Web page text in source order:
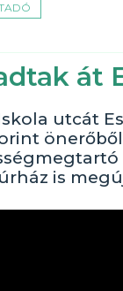
át
utcát
is